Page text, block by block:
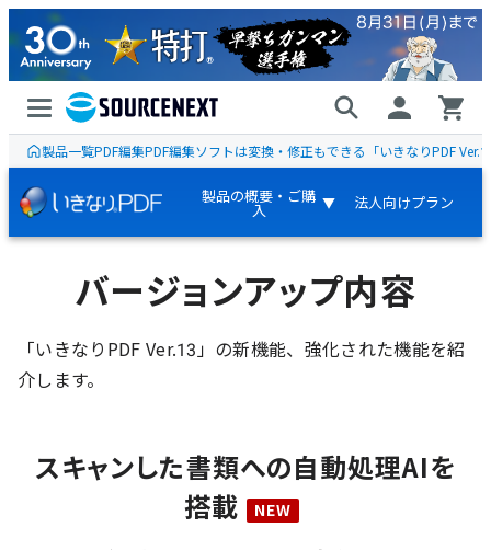
製品一覧PDF編集PDF編集ソフトは変換・修正もできる「いきなりPDF
製品の概要・ご購
入 ▼ 法人向けプラン
バージョンアップ内容
「いきなりPDF Ver.13」の新機能、強化された機能を紹
介します。
スキャンした書類への自動処理AIを
搭載